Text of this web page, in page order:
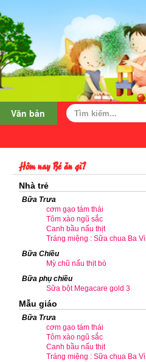
Văn bản
ảnh 3
Hôm nay Bé ăn gì?
Nhà trẻ
Bữa Trưa
cơm gạo tám thái
Tôm xào ngũ sắc
Canh bầu nấu thịt
Tráng miệng : Sữa chua Ba Vì
Bữa Chiều
Mỳ chũ nấu thịt bò
Bữa phụ chiều
Sữa bột Megacare gold 3
Mẫu giáo
Bữa Trưa
cơm gạo tám thái
Tôm xào ngũ sắc
Canh bầu nấu thịt
Tráng miệng : Sữa chua Ba Vì